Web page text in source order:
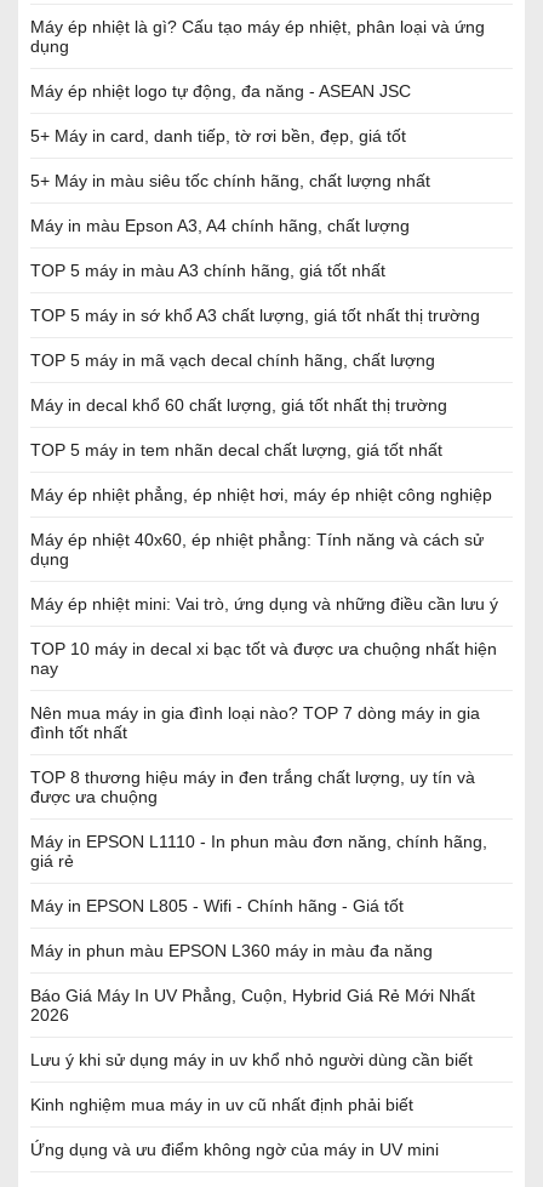
Máy ép nhiệt là gì? Cấu tạo máy ép nhiệt, phân loại và ứng
dụng
Máy ép nhiệt logo tự động, đa năng - ASEAN JSC
5+ Máy in card, danh tiếp, tờ rơi bền, đẹp, giá tốt
5+ Máy in màu siêu tốc chính hãng, chất lượng nhất
Máy in màu Epson A3, A4 chính hãng, chất lượng
TOP 5 máy in màu A3 chính hãng, giá tốt nhất
TOP 5 máy in sớ khổ A3 chất lượng, giá tốt nhất thị trường
TOP 5 máy in mã vạch decal chính hãng, chất lượng
Máy in decal khổ 60 chất lượng, giá tốt nhất thị trường
TOP 5 máy in tem nhãn decal chất lượng, giá tốt nhất
Máy ép nhiệt phẳng, ép nhiệt hơi, máy ép nhiệt công nghiệp
Máy ép nhiệt 40x60, ép nhiệt phẳng: Tính năng và cách sử
dụng
Máy ép nhiệt mini: Vai trò, ứng dụng và những điều cần lưu ý
TOP 10 máy in decal xi bạc tốt và được ưa chuộng nhất hiện
nay
Nên mua máy in gia đình loại nào? TOP 7 dòng máy in gia
đình tốt nhất
TOP 8 thương hiệu máy in đen trắng chất lượng, uy tín và
được ưa chuộng
Máy in EPSON L1110 - In phun màu đơn năng, chính hãng,
giá rẻ
Máy in EPSON L805 - Wifi - Chính hãng - Giá tốt
Máy in phun màu EPSON L360 máy in màu đa năng
Báo Giá Máy In UV Phẳng, Cuộn, Hybrid Giá Rẻ Mới Nhất
2026
Lưu ý khi sử dụng máy in uv khổ nhỏ người dùng cần biết
Kinh nghiệm mua máy in uv cũ nhất định phải biết
Ứng dụng và ưu điểm không ngờ của máy in UV mini